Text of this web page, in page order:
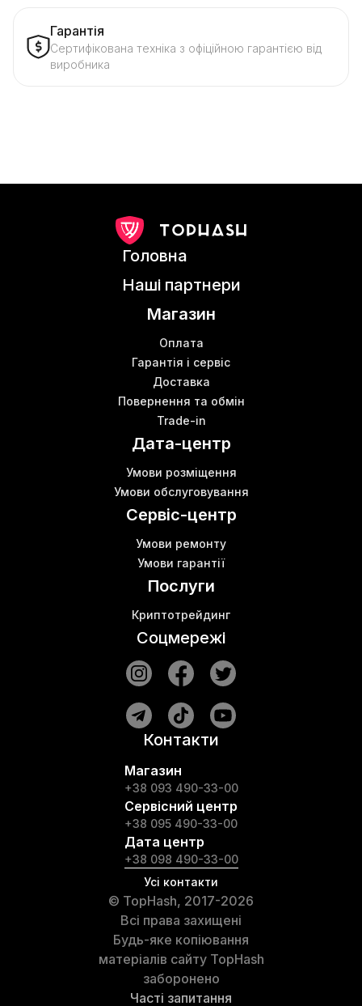
Гарантія
Сертифікована техніка з офіційною гарантією від
виробника
Головна
Наші партнери
Магазин
Оплата
Гарантія і сервіс
Доставка
Повернення та обмін
Trade-in
Дата-центр
Умови розміщення
Умови обслуговування
Сервіс-центр
Умови ремонту
Умови гарантії
Послуги
Криптотрейдинг
Соцмережі
Контакти
Магазин
+38 093 490-33-00
Сервісний центр
+38 095 490-33-00
Дата центр
+38 098 490-33-00
Усі контакти
© TopHash, 2017-2026
Всі права захищені
Будь-яке копіювання
матеріалів сайту TopHash
заборонено
Часті запитання